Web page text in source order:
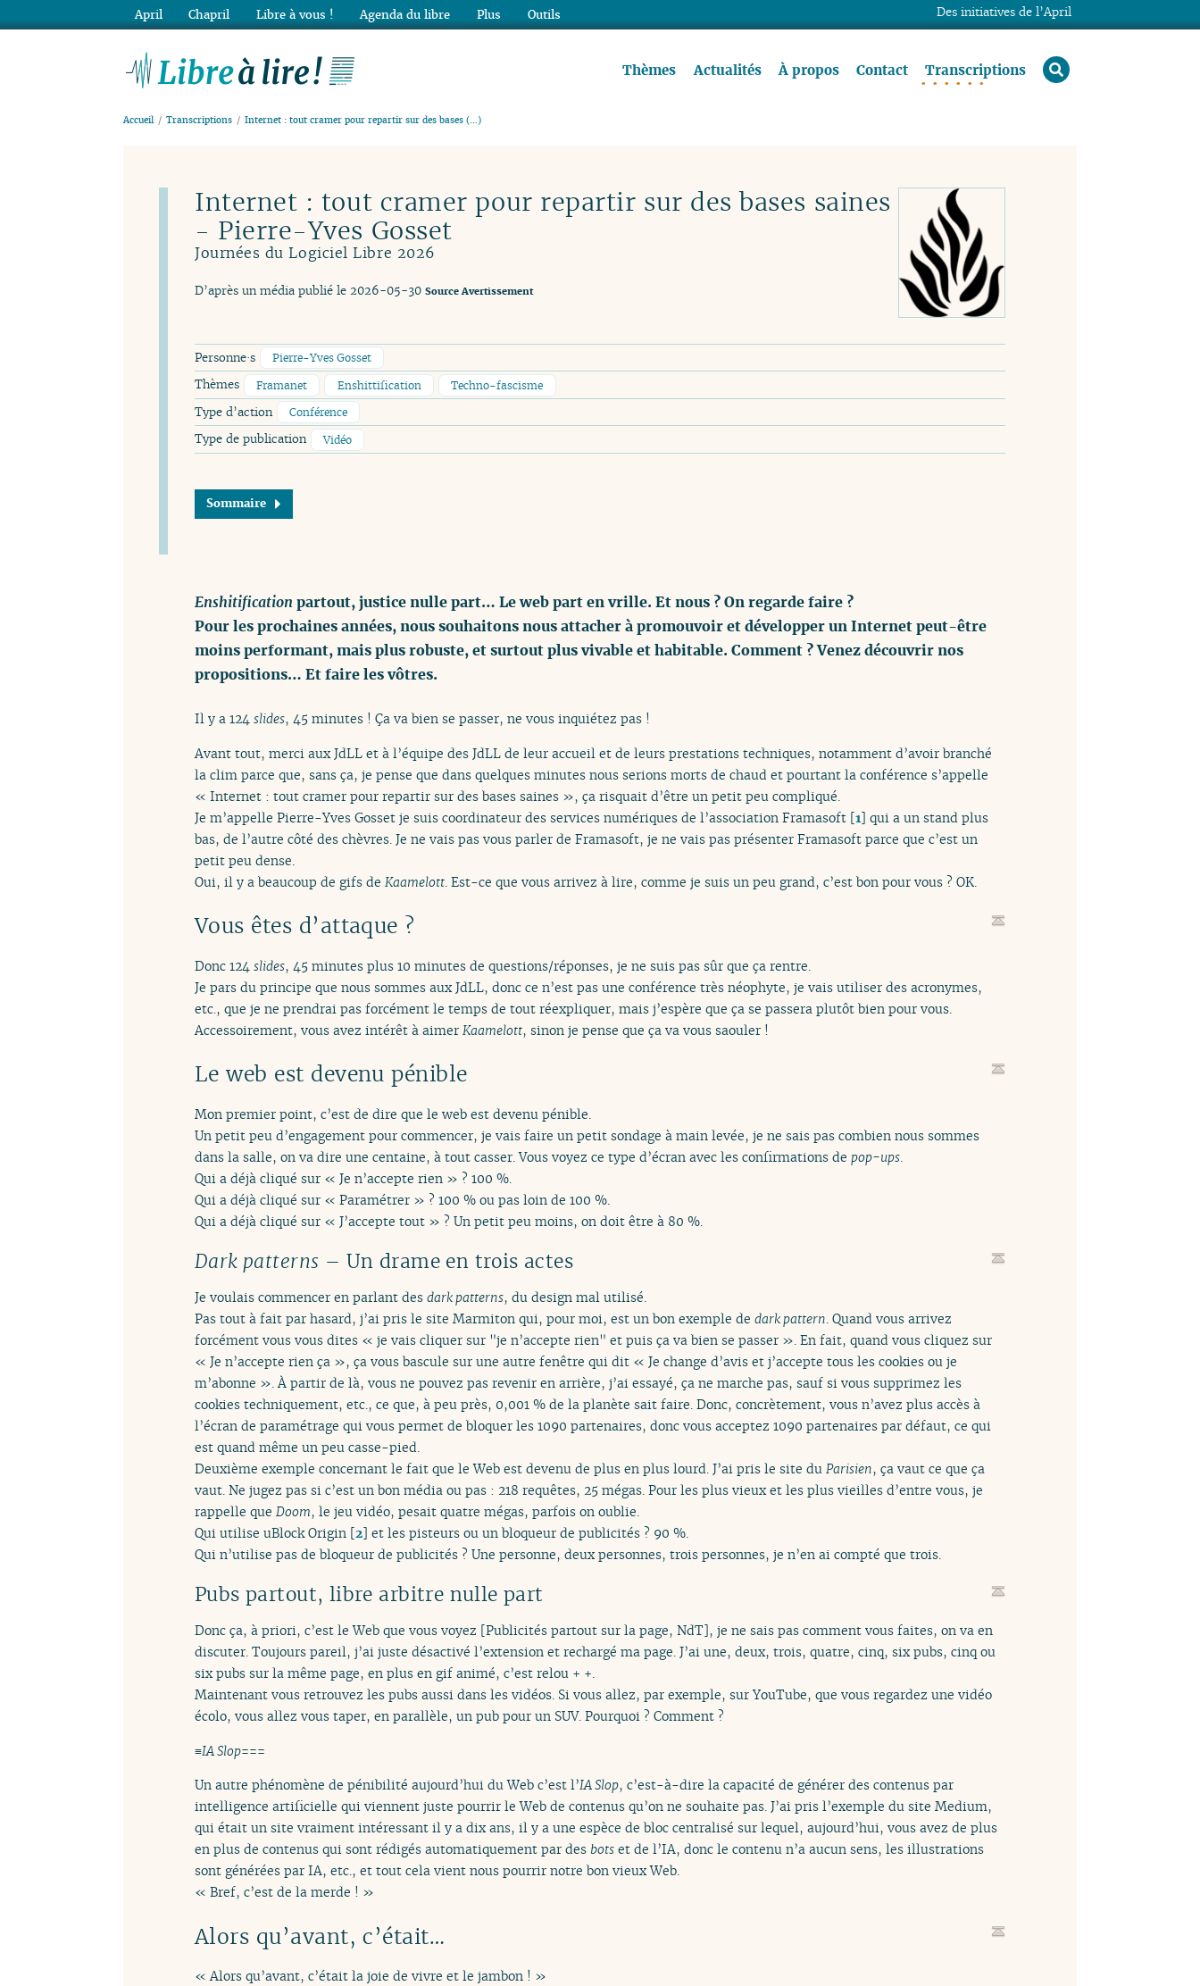
Thèmes Actualités À propos Contact Transcriptions rechercher
Accueil Transcriptions Internet : tout cramer pour repartir sur des bases (…)
Internet : tout cramer pour repartir sur des bases saines
- Pierre-Yves Gosset
Journées du Logiciel Libre 2026
D’après un média publié le 2026-05-30 Source Avertissement
Personne·s Pierre-Yves Gosset
Thèmes Framanet Enshittification Techno-fascisme
Type d’action Conférence
Type de publication Vidéo
Sommaire
Enshitification partout, justice nulle part… Le web part en vrille. Et nous ? On regarde faire ?
Pour les prochaines années, nous souhaitons nous attacher à promouvoir et développer un Internet peut-être
moins performant, mais plus robuste, et surtout plus vivable et habitable. Comment ? Venez découvrir nos
propositions… Et faire les vôtres.
Il y a 124 slides, 45 minutes ! Ça va bien se passer, ne vous inquiétez pas !
Avant tout, merci aux JdLL et à l’équipe des JdLL de leur accueil et de leurs prestations techniques, notamment d’avoir branché
la clim parce que, sans ça, je pense que dans quelques minutes nous serions morts de chaud et pourtant la conférence s’appelle
« Internet : tout cramer pour repartir sur des bases saines », ça risquait d’être un petit peu compliqué.
Je m’appelle Pierre-Yves Gosset je suis coordinateur des services numériques de l’association Framasoft [1] qui a un stand plus
bas, de l’autre côté des chèvres. Je ne vais pas vous parler de Framasoft, je ne vais pas présenter Framasoft parce que c’est un
petit peu dense.
Oui, il y a beaucoup de gifs de Kaamelott . Est-ce que vous arrivez à lire, comme je suis un peu grand, c’est bon pour vous ? OK.
Vous êtes d’attaque ?
Donc 124 slides, 45 minutes plus 10 minutes de questions/réponses, je ne suis pas sûr que ça rentre.
Je pars du principe que nous sommes aux JdLL, donc ce n’est pas une conférence très néophyte, je vais utiliser des acronymes,
etc., que je ne prendrai pas forcément le temps de tout réexpliquer, mais j’espère que ça se passera plutôt bien pour vous.
Accessoirement, vous avez intérêt à aimer Kaamelott, sinon je pense que ça va vous saouler !
Le web est devenu pénible
Mon premier point, c’est de dire que le web est devenu pénible.
Un petit peu d’engagement pour commencer, je vais faire un petit sondage à main levée, je ne sais pas combien nous sommes
dans la salle, on va dire une centaine, à tout casser. Vous voyez ce type d’écran avec les confirmations de pop-ups.
Qui a déjà cliqué sur « Je n’accepte rien » ? 100 %.
Qui a déjà cliqué sur « Paramétrer » ? 100 % ou pas loin de 100 %.
Qui a déjà cliqué sur « J’accepte tout » ? Un petit peu moins, on doit être à 80 %.
Dark patterns – Un drame en trois actes
Je voulais commencer en parlant des dark patterns, du design mal utilisé.
Pas tout à fait par hasard, j’ai pris le site Marmiton qui, pour moi, est un bon exemple de dark pattern. Quand vous arrivez
forcément vous vous dites « je vais cliquer sur "je n’accepte rien" et puis ça va bien se passer ». En fait, quand vous cliquez sur
« Je n’accepte rien ça », ça vous bascule sur une autre fenêtre qui dit « Je change d’avis et j’accepte tous les cookies ou je
m’abonne ». À partir de là, vous ne pouvez pas revenir en arrière, j’ai essayé, ça ne marche pas, sauf si vous supprimez les
cookies techniquement, etc., ce que, à peu près, 0,001 % de la planète sait faire. Donc, concrètement, vous n’avez plus accès à
l’écran de paramétrage qui vous permet de bloquer les 1090 partenaires, donc vous acceptez 1090 partenaires par défaut, ce qui
est quand même un peu casse-pied.
Deuxième exemple concernant le fait que le Web est devenu de plus en plus lourd. J’ai pris le site du Parisien, ça vaut ce que ça
vaut. Ne jugez pas si c’est un bon média ou pas : 218 requêtes, 25 mégas. Pour les plus vieux et les plus vieilles d’entre vous, je
rappelle que Doom, le jeu vidéo, pesait quatre mégas, parfois on oublie.
Qui utilise uBlock Origin [2] et les pisteurs ou un bloqueur de publicités ? 90 %.
Qui n’utilise pas de bloqueur de publicités ? Une personne, deux personnes, trois personnes, je n’en ai compté que trois.
Pubs partout, libre arbitre nulle part
Donc ça, à priori, c’est le Web que vous voyez [Publicités partout sur la page, NdT], je ne sais pas comment vous faites, on va en
discuter. Toujours pareil, j’ai juste désactivé l’extension et rechargé ma page. J’ai une, deux, trois, quatre, cinq, six pubs, cinq ou
six pubs sur la même page, en plus en gif animé, c’est relou + +.
Maintenant vous retrouvez les pubs aussi dans les vidéos. Si vous allez, par exemple, sur YouTube, que vous regardez une vidéo
écolo, vous allez vous taper, en parallèle, un pub pour un SUV. Pourquoi ? Comment ?
≡IA Slop===
Un autre phénomène de pénibilité aujourd’hui du Web c’est l’IA Slop, c’est-à-dire la capacité de générer des contenus par
intelligence artificielle qui viennent juste pourrir le Web de contenus qu’on ne souhaite pas. J’ai pris l’exemple du site Medium,
qui était un site vraiment intéressant il y a dix ans, il y a une espèce de bloc centralisé sur lequel, aujourd’hui, vous avez de plus
en plus de contenus qui sont rédigés automatiquement par des bots et de l’IA, donc le contenu n’a aucun sens, les illustrations
sont générées par IA, etc., et tout cela vient nous pourrir notre bon vieux Web.
« Bref, c’est de la merde ! »
Alors qu’avant, c’était…
« Alors qu’avant, c’était la joie de vivre et le jambon ! »
Des initiatives de l’April
April Chapril Libre à vous ! Agenda du libre Plus Outils